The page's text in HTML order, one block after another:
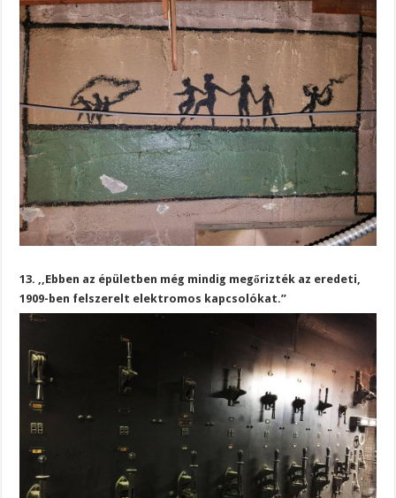
13. ,,Ebben az épületben még mindig megőrizték az eredeti,
1909-ben felszerelt elektromos kapcsolókat.”